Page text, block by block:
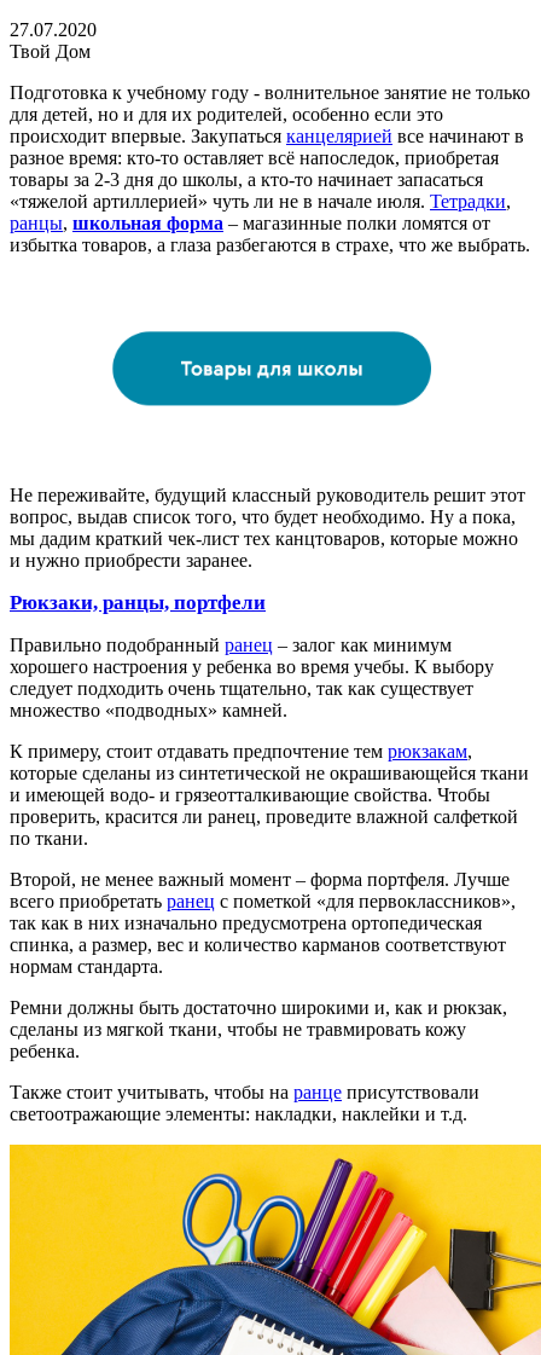
27.07.2020
Твой Дом
Подготовка к учебному году - волнительное занятие не только
для детей, но и для их родителей, особенно если это
происходит впервые. Закупаться канцелярией все начинают в
разное время: кто-то оставляет всё напоследок, приобретая
товары за 2-3 дня до школы, а кто-то начинает запасаться
«тяжелой артиллерией» чуть ли не в начале июля. Тетрадки,
ранцы, школьная форма – магазинные полки ломятся от
избытка товаров, а глаза разбегаются в страхе, что же выбрать.
Не переживайте, будущий классный руководитель решит этот
вопрос, выдав список того, что будет необходимо. Ну а пока,
мы дадим краткий чек-лист тех канцтоваров, которые можно
и нужно приобрести заранее.
Рюкзаки, ранцы, портфели
Правильно подобранный ранец – залог как минимум
хорошего настроения у ребенка во время учебы. К выбору
следует подходить очень тщательно, так как существует
множество «подводных» камней.
К примеру, стоит отдавать предпочтение тем рюкзакам,
которые сделаны из синтетической не окрашивающейся ткани
и имеющей водо- и грязеотталкивающие свойства. Чтобы
проверить, красится ли ранец, проведите влажной салфеткой
по ткани.
Второй, не менее важный момент – форма портфеля. Лучше
всего приобретать ранец с пометкой «для первоклассников»,
так как в них изначально предусмотрена ортопедическая
спинка, а размер, вес и количество карманов соответствуют
нормам стандарта.
Ремни должны быть достаточно широкими и, как и рюкзак,
сделаны из мягкой ткани, чтобы не травмировать кожу
ребенка.
Также стоит учитывать, чтобы на ранце присутствовали
светоотражающие элементы: накладки, наклейки и т.д.